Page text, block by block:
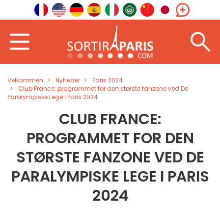
Velkommen Nyheder
Paris 2024
Club France: programmet for den største fanzone ved De
Paralympiske Lege i Paris 2024
CLUB FRANCE:
PROGRAMMET FOR DEN
STØRSTE FANZONE VED DE
PARALYMPISKE LEGE I PARIS
2024